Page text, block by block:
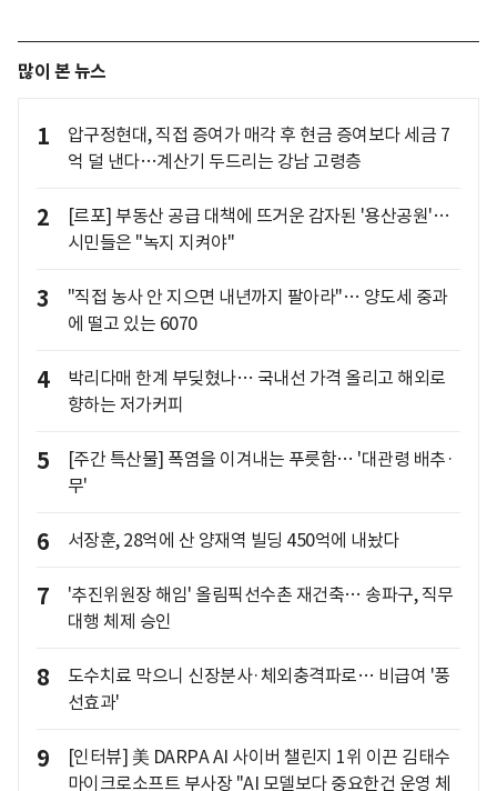
많이 본 뉴스
1
압구정현대, 직접 증여가 매각 후 현금 증여보다 세금 7
억 덜 낸다…계산기 두드리는 강남 고령층
2
[르포] 부동산 공급 대책에 뜨거운 감자된 '용산공원'…
시민들은 "녹지 지켜야"
3
"직접 농사 안 지으면 내년까지 팔아라"… 양도세 중과
에 떨고 있는 6070
4
박리다매 한계 부딪혔나… 국내선 가격 올리고 해외로
향하는 저가커피
5
[주간 특산물] 폭염을 이겨내는 푸릇함… '대관령 배추·
무'
6 서장훈, 28억에 산 양재역 빌딩 450억에 내놨다
7
'추진위원장 해임' 올림픽선수촌 재건축… 송파구, 직무
대행 체제 승인
8
도수치료 막으니 신장분사·체외충격파로… 비급여 '풍
선효과'
9
[인터뷰] 美 DARPA AI 사이버 챌린지 1위 이끈 김태수
마이크로소프트 부사장 "AI 모델보다 중요한건 운영 체